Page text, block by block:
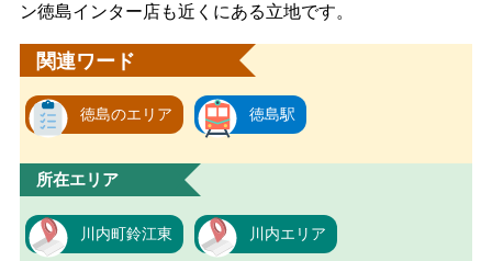
ン徳島インター店も近くにある立地です。
関連ワード
徳島のエリア 徳島駅
所在エリア
川内町鈴江東 川内エリア